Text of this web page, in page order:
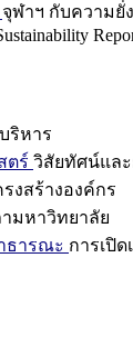
จุฬาฯ กับความยั่
ริหาร
ตร์ วิสัยทัศน์แล
งสร้างองค์กร
มหาวิทยาลัย
ธารณะ การเปิ